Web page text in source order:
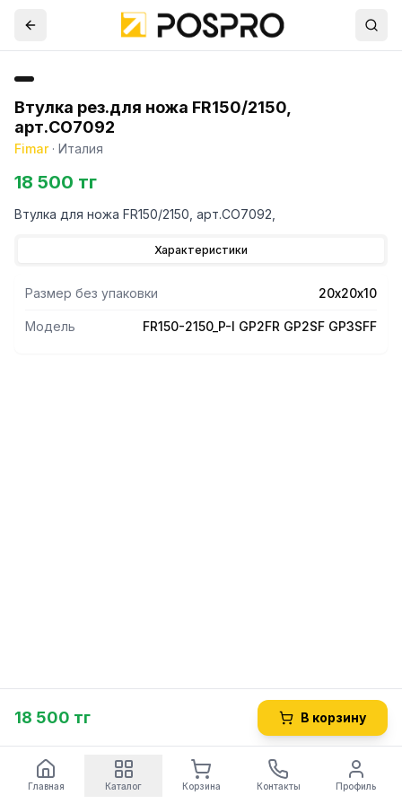
Втулка рез.для ножа FR150/2150,
арт.CO7092
Fimar· Италия
18 500 тг
Втулка для ножа FR150/2150, арт.CO7092,
Характеристики
Размер без упаковки 20х20х10
Модель FR150-2150_P-I GP2FR GP2SF GP3SFF
18 500 тг В корзину
Главная Каталог Корзина Контакты Профиль